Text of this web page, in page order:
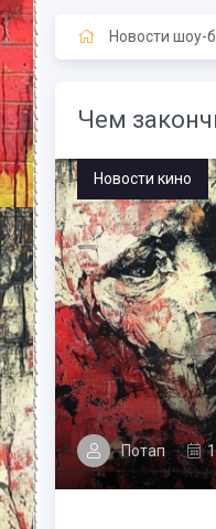
Новости шоу-
Чем
Новости кино
Потап